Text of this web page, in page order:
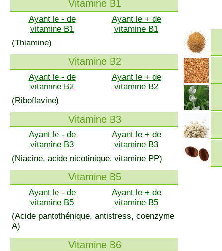
Vitamine B1
Ayant le - de
vitamine B1
Ayant le + de
vitamine B1
(Thiamine)
Vitamine B2
Ayant le - de
vitamine B2
Ayant le + de
vitamine B2
(Riboflavine)
Vitamine B3
Ayant le - de
vitamine B3
Ayant le + de
vitamine B3
(Niacine, acide nicotinique, vitamine PP)
Vitamine B5
Ayant le - de
vitamine B5
Ayant le + de
vitamine B5
(Acide pantothénique, antistress, coenzyme
A)
Vitamine B6